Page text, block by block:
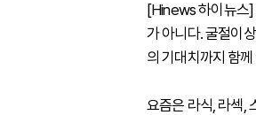
[Hinews 하이뉴스]
가 아니다. 굴절이
의 기대치까지 함
요즘은 라식, 라섹,